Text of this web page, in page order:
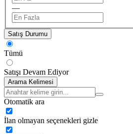
—
Satış Durumu
Tümü
Satışı Devam Ediyor
Arama Kelimesi
Otomatik ara
İlan olmayan seçenekleri gizle